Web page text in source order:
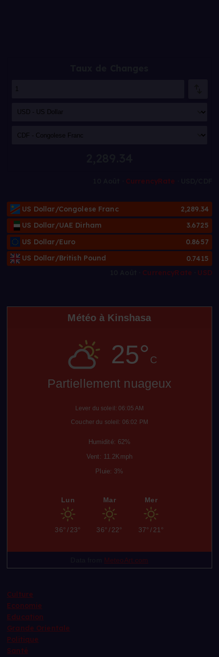
CurrencyRate
US Dollar/Congolese Franc
2,289.34
US Dollar/UAE Dirham
3.6725
US Dollar/Euro
0.8657
US Dollar/British Pound
0.7415
CurrencyRate USD
Météo à Kinshasa
25° C
Partiellement nuageux
Lever du soleil: 06:05 AM
Coucher du soleil: 06:02 PM
Humidité: 62%
Vent: 11.2Kmph
Pluie: 3%
Lun
36°/23°
Mar
36°/22°
Mer
37°/21°
MeteoArt.com
Culture
Economie
Education
Grande Orientale
Politique
Santé